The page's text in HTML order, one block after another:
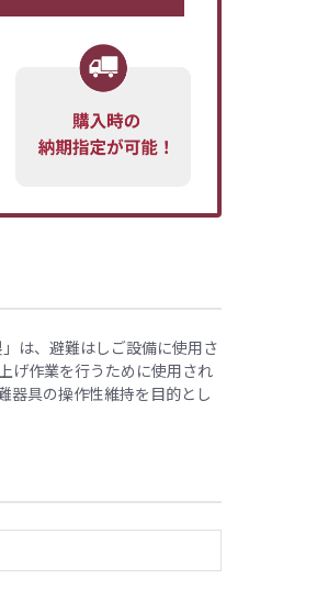
は、避難はしご設備に使用さ
げ作業を行うために使用され
器具の操作性維持を目的とし